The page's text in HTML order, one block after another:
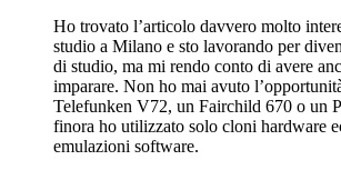
Ho trovato l’articolo davvero molto
studio a Milano e sto lavorando per
di studio, ma mi rendo conto di avere
imparare. Non ho mai avuto
Telefunken V72, un Fairchild 670 o un
finora ho utilizzato solo cloni hardware
emulazioni software.